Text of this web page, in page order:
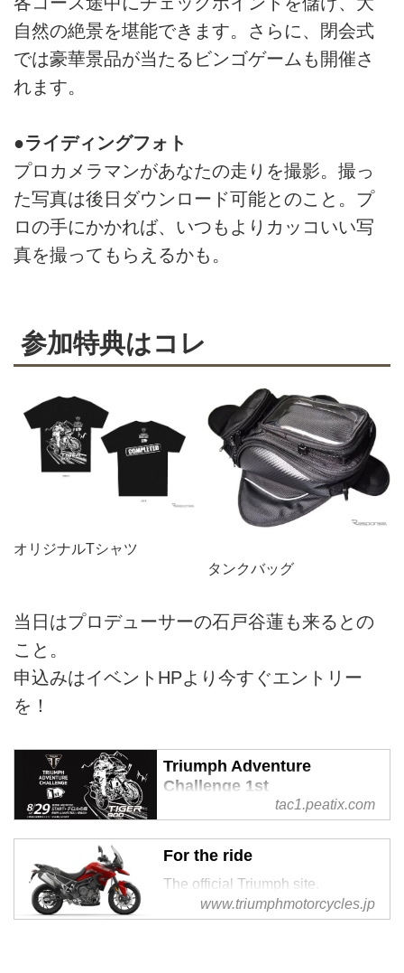
自然の絶景を堪能できます。さらに、閉会式
では豪華景品が当たるビンゴゲームも開催さ
れます。
●ライディングフォト
プロカメラマンがあなたの走りを撮影。撮っ
た写真は後日ダウンロード可能とのこと。プ
ロの手にかかれば、いつもよりカッコいい写
真を撮ってもらえるかも。
参加特典はコレ
オリジナルTシャツ
タンクバッグ
当日はプロデューサーの石戸谷蓮も来るとの
こと。
申込みはイベントHPより今すぐエントリー
を！
Triumph Adventure
Challenge 1st
第１回 Triumph Adventure
Challenge【イベント概要】
Triumph Adventure
Challenge（TAC）は、エンデュ
ーロプロ... powered by Peatix :
tac1.peatix.com
For the ride
The official Triumph site.
Motorcycles that deliver the
www.triumphmotorcycles.jp